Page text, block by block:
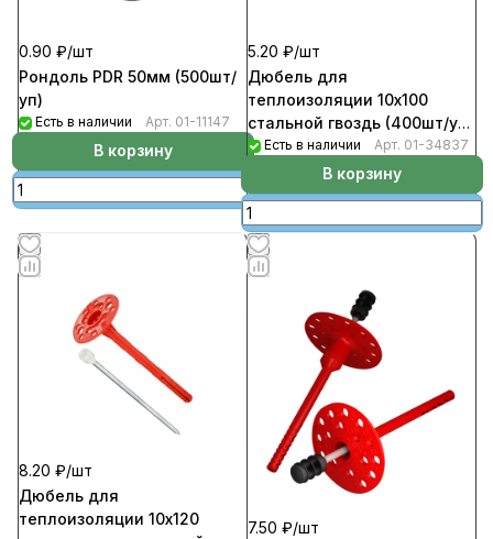
0.90 ₽/шт
Рондоль PDR 50мм (500шт/
уп)
Есть в наличии Арт. 01-11147
В корзину
5.20 ₽/шт
Дюбель для
теплоизоляции 10х100
стальной гвоздь (400шт/уп)
KI Есть в наличии Арт. 01-34837
В корзину
8.20 ₽/шт
Дюбель для
теплоизоляции 10х120
7.50 ₽/шт